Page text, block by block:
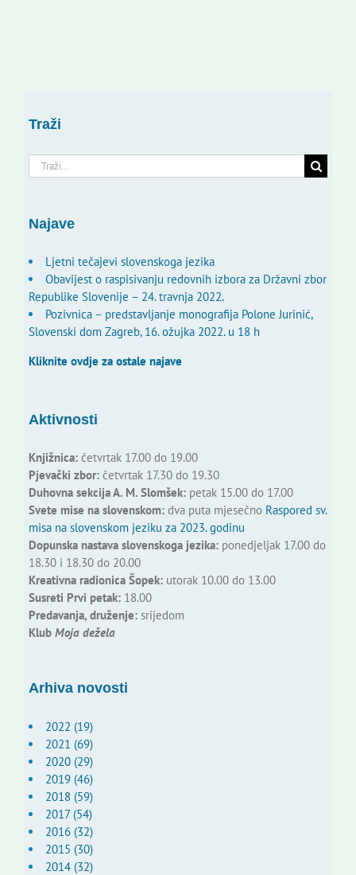
Traži
Traži...
Najave
Ljetni tečajevi slovenskoga jezika
Obavijest o raspisivanju redovnih izbora za Državni zbor
Republike Slovenije – 24. travnja 2022.
Pozivnica – predstavljanje monografija Polone Jurinić,
Slovenski dom Zagreb, 16. ožujka 2022. u 18 h
Kliknite ovdje za ostale najave
Aktivnosti
Knjižnica:četvrtak 17.00 do 19.00
Pjevački zbor:četvrtak 17.30 do 19.30
Duhovna sekcija A. M. Slomšek:petak 15.00 do 17.00
Svete mise na slovenskom:dva puta mjesečno Raspored sv.
misa na slovenskom jeziku za 2023. godinu
Dopunska nastava slovenskoga jezika:ponedjeljak 17.00 do
18.30 i 18.30 do 20.00
Kreativna radionica Šopek:utorak 10.00 do 13.00
Susreti Prvi petak:18.00
Predavanja, druženje:srijedom
Klub Moja dežela
Arhiva novosti
2022 (19)
2021 (69)
2020 (29)
2019 (46)
2018 (59)
2017 (54)
2016 (32)
2015 (30)
2014 (32)